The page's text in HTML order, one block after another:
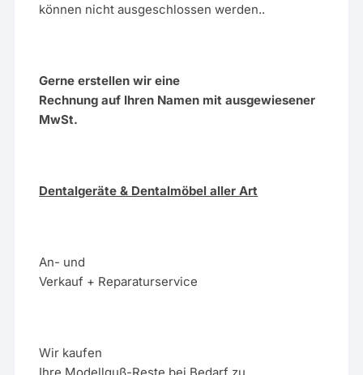
können nicht ausgeschlossen werden..
Gerne erstellen wir eine
Rechnung auf Ihren Namen mit ausgewiesener
MwSt.
Dentalgeräte & Dentalmöbel aller Art
An- und
Verkauf + Reparaturservice
Wir kaufen
Ihre Modellguß-Reste bei Bedarf zu